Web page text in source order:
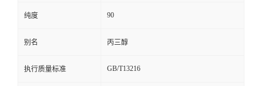
纯度 90
别名 丙三醇
执行质量标准 GB/T13216